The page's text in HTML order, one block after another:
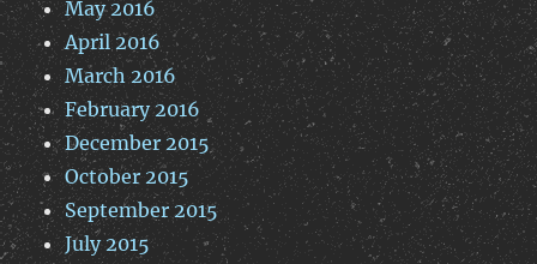
May 2016
April 2016
March 2016
February 2016
December 2015
October 2015
September 2015
July 2015